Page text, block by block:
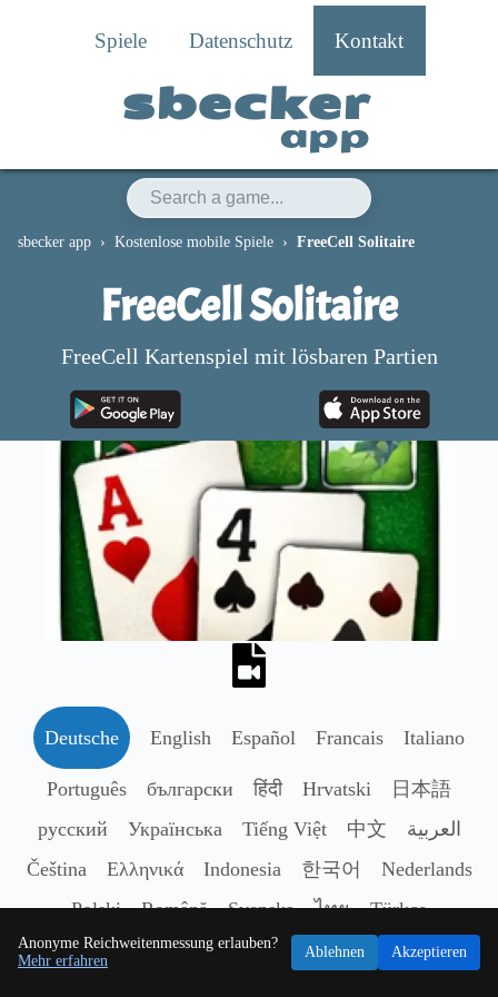
Anonyme Reichweitenmessung erlauben?
Mehr erfahren
Ablehnen Akzeptieren
Spiele Datenschutz Kontakt
sbecker
app
sbecker app Kostenlose mobile Spiele FreeCell Solitaire
FreeCell Solitaire
FreeCell Kartenspiel mit lösbaren Partien
Deutsche English Español Francais Italiano
Português български हिंदी Hrvatski
日本語
русский
Українська Tiếng Việt 中文
العربية
Čeština
Ελληνικά Indonesia 한국어
Nederlands
Polski
Română Svenska ไทย Türkçe